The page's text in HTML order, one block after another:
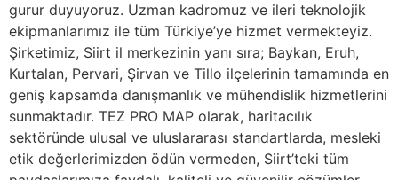
gurur duyuyoruz. Uzman kadromuz ve ileri teknolojik
ekipmanlarımız ile tüm Türkiye’ye hizmet vermekteyiz.
Şirketimiz, Siirt il merkezinin yanı sıra; Baykan, Eruh,
Kurtalan, Pervari, Şirvan ve Tillo ilçelerinin tamamında en
geniş kapsamda danışmanlık ve mühendislik hizmetlerini
sunmaktadır. TEZ PRO MAP olarak, haritacılık
sektöründe ulusal ve uluslararası standartlarda, mesleki
etik değerlerimizden ödün vermeden, Siirt’teki tüm